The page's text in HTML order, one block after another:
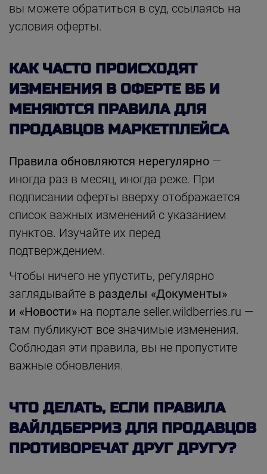
вы можете обратиться в суд, ссылаясь на
условия оферты.
КАК ЧАСТО ПРОИСХОДЯТ
ИЗМЕНЕНИЯ В ОФЕРТЕ ВБ И
МЕНЯЮТСЯ ПРАВИЛА ДЛЯ
ПРОДАВЦОВ МАРКЕТПЛЕЙСА
Правила обновляются нерегулярно —
иногда раз в месяц, иногда реже. При
подписании оферты вверху отображается
список важных изменений с указанием
пунктов. Изучайте их перед
подтверждением.
Чтобы ничего не упустить, регулярно
заглядывайте в разделы «Документы»
и «Новости» на портале seller.wildberries.ru —
там публикуют все значимые изменения.
Соблюдая эти правила, вы не пропустите
важные обновления.
ЧТО ДЕЛАТЬ, ЕСЛИ ПРАВИЛА
ВАЙЛДБЕРРИЗ ДЛЯ ПРОДАВЦОВ
ПРОТИВОРЕЧАТ ДРУГ ДРУГУ?